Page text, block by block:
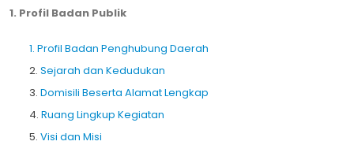
1. Profil Badan Publik
1. Profil Badan Penghubung Daerah
2. Sejarah dan Kedudukan
3. Domisili Beserta Alamat Lengkap
4. Ruang Lingkup Kegiatan
5. Visi dan Misi